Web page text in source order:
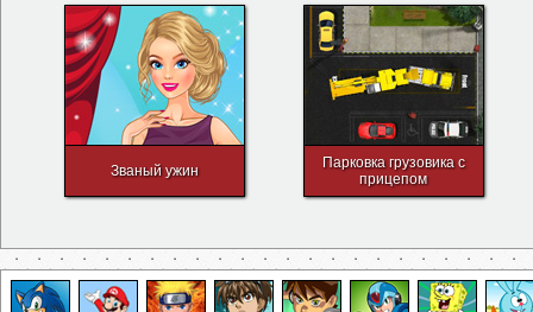
Званый ужин
Парковка грузовика с
прицепом